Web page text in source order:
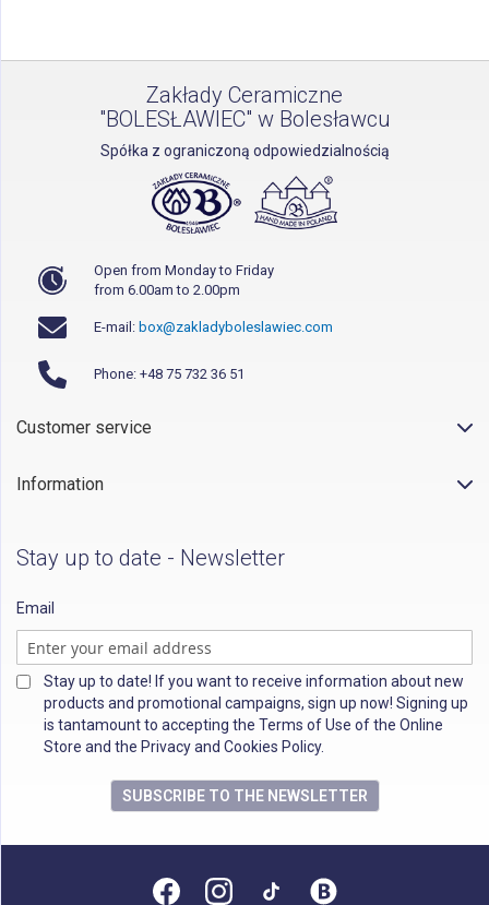
Zakłady Ceramiczne
"BOLESŁAWIEC" w Bolesławcu
Spółka z ograniczoną odpowiedzialnością
Open from Monday to Friday
from 6.00am to 2.00pm
E-mail: box@zakladyboleslawiec.com
Phone: +48 75 732 36 51
Customer service
Information
Stay up to date - Newsletter
Email
Stay up to date! If you want to receive information about new
products and promotional campaigns, sign up now! Signing up
is tantamount to accepting the Terms of Use of the Online
Store and the Privacy and Cookies Policy.
SUBSCRIBE TO THE NEWSLETTER